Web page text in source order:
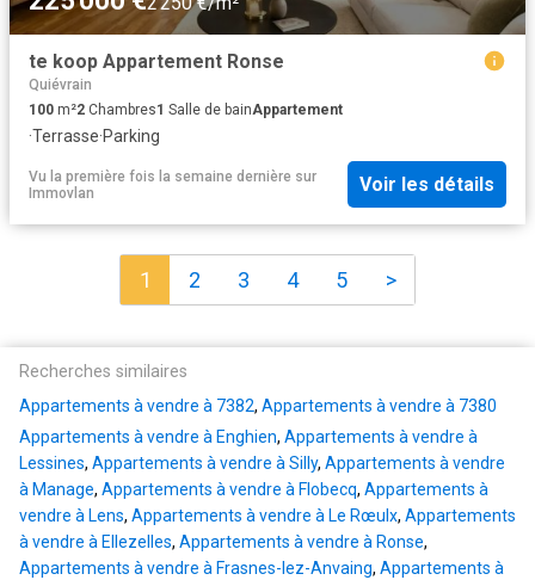
te koop Appartement Ronse
Quiévrain
100 m²2 Chambres1 Salle de bainAppartement
·Terrasse·Parking
Vu la première fois la semaine dernière sur
Immovlan
Voir les détails
1 2 3 4 5 >
Recherches similaires
Appartements à vendre à 7382, Appartements à vendre à 7380
Appartements à vendre à Enghien, Appartements à vendre à
Lessines, Appartements à vendre à Silly, Appartements à vendre
à Manage, Appartements à vendre à Flobecq, Appartements à
vendre à Lens, Appartements à vendre à Le Rœulx, Appartements
à vendre à Ellezelles, Appartements à vendre à Ronse,
Appartements à vendre à Frasnes-lez-Anvaing, Appartements à